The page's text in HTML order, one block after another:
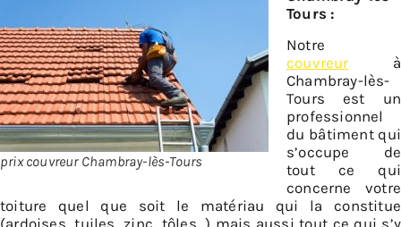
prix couvreur Chambray-lès-Tours
Tours :
Notre
couvreurà
Chambray-lès-
Tours est un
professionnel
du bâtiment qui
s’occupe de
tout ce qui
concerne votre
toiture quel que soit le matériau qui la constitue
(ardoises, tuiles, zinc, tôles…) mais aussi tout ce qui s’y